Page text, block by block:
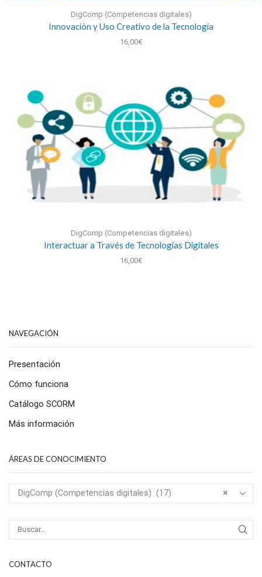
DigComp (Competencias digitales)
Innovación y Uso Creativo de la Tecnología
16,00€
DigComp (Competencias digitales)
Interactuar a Través de Tecnologías Digitales
16,00€
NAVEGACIÓN
Presentación
Cómo funciona
Catálogo SCORM
Más información
ÁREAS DE CONOCIMIENTO
×
DigComp (Competencias digitales) (17)
CONTACTO